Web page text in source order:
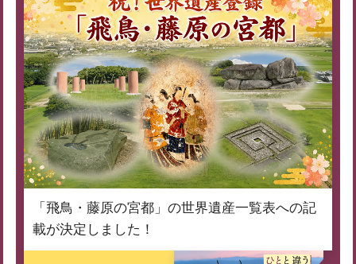
「飛鳥・藤原の宮都」の世界遺産一覧表への記
載が決定しました！